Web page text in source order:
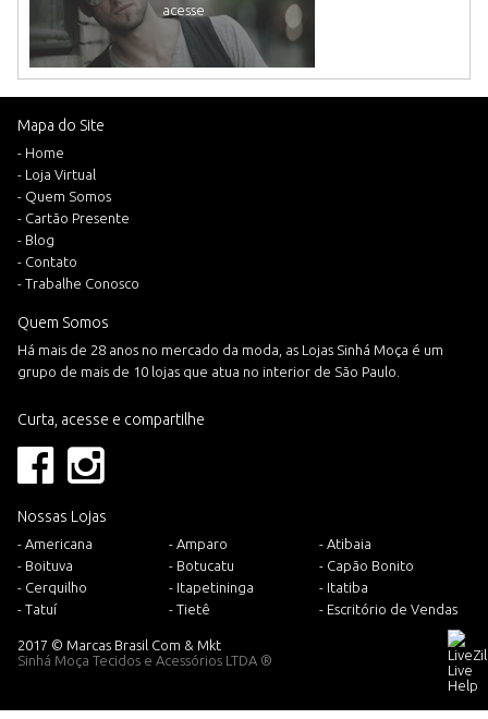
acesse
Mapa do Site
- Home
- Loja Virtual
- Quem Somos
- Cartão Presente
- Blog
- Contato
- Trabalhe Conosco
Quem Somos
Há mais de 28 anos no mercado da moda, as Lojas Sinhá Moça é um
grupo de mais de 10 lojas que atua no interior de São Paulo.
Curta, acesse e compartilhe
Nossas Lojas
- Americana - Amparo
- Atibaia
- Boituva
- Botucatu
- Capão Bonito
- Cerquilho
- Itapetininga
- Itatiba
- Tatuí
- Tietê - Escritório de Vendas
2017 © Marcas Brasil Com & Mkt
Sinhá Moça Tecidos e Acessórios LTDA ®